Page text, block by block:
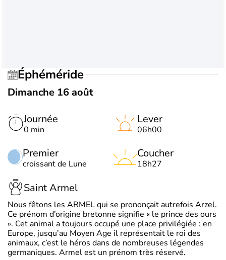
Éphéméride
Dimanche 16 août
Journée
0 min
Premier
croissant de Lune
Lever
06h00
Coucher
18h27
Saint Armel
Nous fêtons les ARMEL qui se prononçait autrefois Arzel.
Ce prénom d’origine bretonne signifie « le prince des ours
». Cet animal a toujours occupé une place privilégiée : en
Europe, jusqu’au Moyen Age il représentait le roi des
animaux, c’est le héros dans de nombreuses légendes
germaniques. Armel est un prénom très réservé.